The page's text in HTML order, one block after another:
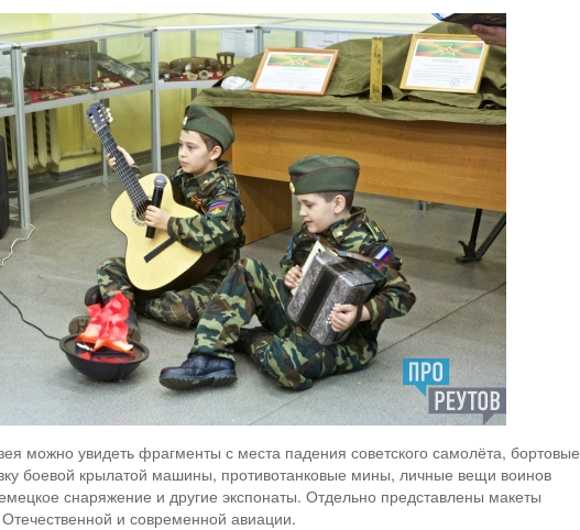
можно увидеть фрагменты с места падения советского самолёта, бортовые
боевой крылатой машины, противотанковые мины, личные вещи воинов
снаряжение и другие экспонаты. Отдельно представлены макеты
и современной авиации.